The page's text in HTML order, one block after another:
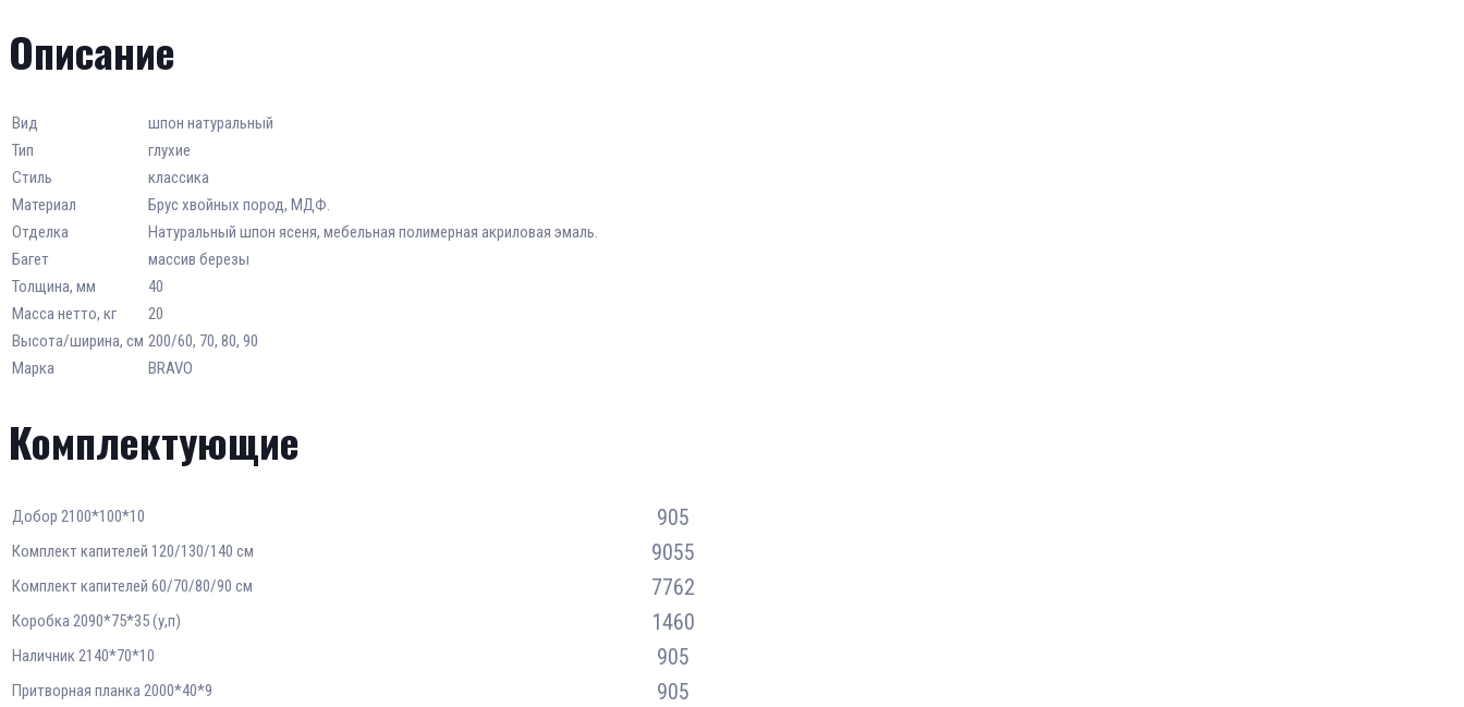
Описание
Вид
шпон натуральный
Тип
глухие
Стиль
классика
Материал
Брус хвойных пород, МДФ.
Отделка
Натуральный шпон ясеня, мебельная полимерная акриловая эмаль.
Багет
массив березы
Толщина, мм
40
Масса нетто, кг
20
Высота/ширина, см 200/60, 70, 80, 90
Марка
BRAVO
Комплектующие
Добоp 2100*100*10 905
Комплект капителей 120/130/140 см 9055
Комплект капителей 60/70/80/90 см 7762
Коробка 2090*75*35 (у,п) 1460
Наличник 2140*70*10 905
Притворная планка 2000*40*9 905